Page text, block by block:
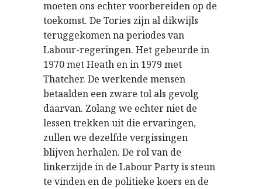
moeten ons echter voorbereiden op de
toekomst. De Tories zijn al dikwijls
teruggekomen na periodes van
Labour-regeringen. Het gebeurde in
1970 met Heath en in 1979 met
Thatcher. De werkende mensen
betaalden een zware tol als gevolg
daarvan. Zolang we echter niet de
lessen trekken uit die ervaringen,
zullen we dezelfde vergissingen
blijven herhalen. De rol van de
linkerzijde in de Labour Party is steun
te vinden en de politieke koers en de